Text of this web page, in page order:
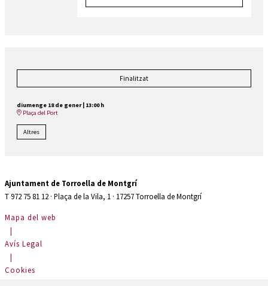
Finalitzat
diumenge 18 de gener| 13:00 h
Plaça del Port
Altres
Ajuntament de Torroella de Montgrí
T 972 75 81 12 · Plaça de la Vila, 1 · 17257 Torroella de Montgrí
Mapa del web
|
Avís Legal
|
Cookies